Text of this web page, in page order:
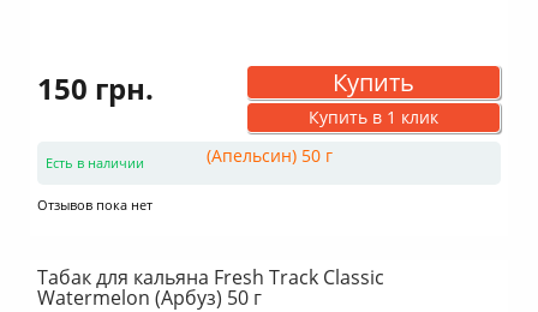
150 грн. Купить
Купить в 1 клик
Есть в наличии
Отзывов пока нет
Табак для кальяна Fresh Track Classic
Watermelon (Арбуз) 50 г